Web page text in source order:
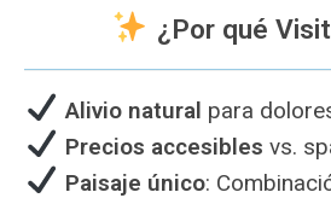
¿Por qué
Alivio natural para
Precios accesibles vs.
Paisaje único: